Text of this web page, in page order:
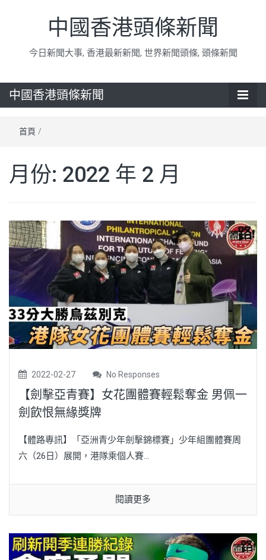
中國香港頭條新聞
今日新聞大事, 香港最新新聞, 世界新聞頭條, 頭條新聞
中國香港頭條新聞
首頁 /
月份: 2022 年 2 月
2022-02-27 No Responses
【劍擊亞青賽】女花團體賽輕鬆奪金 男佩一
劍飲恨無緣獎牌
【體路專訊】「亞洲青少年劍擊錦標賽」少年組團體賽周
六（26日）展開，港隊乘個人賽...
閱讀更多